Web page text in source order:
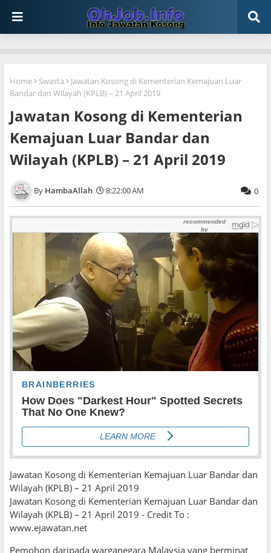
Home Swasta
Jawatan Kosong di Kementerian Kemajuan Luar
Bandar dan Wilayah (KPLB) – 21 April 2019
Jawatan Kosong di Kementerian
Kemajuan Luar Bandar dan
Wilayah (KPLB) – 21 April 2019
HambaAllah 8:22:00 AM 0
Jawatan Kosong di Kementerian Kemajuan Luar Bandar dan
Wilayah (KPLB) – 21 April 2019
Jawatan Kosong di Kementerian Kemajuan Luar Bandar dan
Wilayah (KPLB) – 21 April 2019 - Credit To :
www.ejawatan.net
Pemohon daripada warganegara Malaysia yang berminat